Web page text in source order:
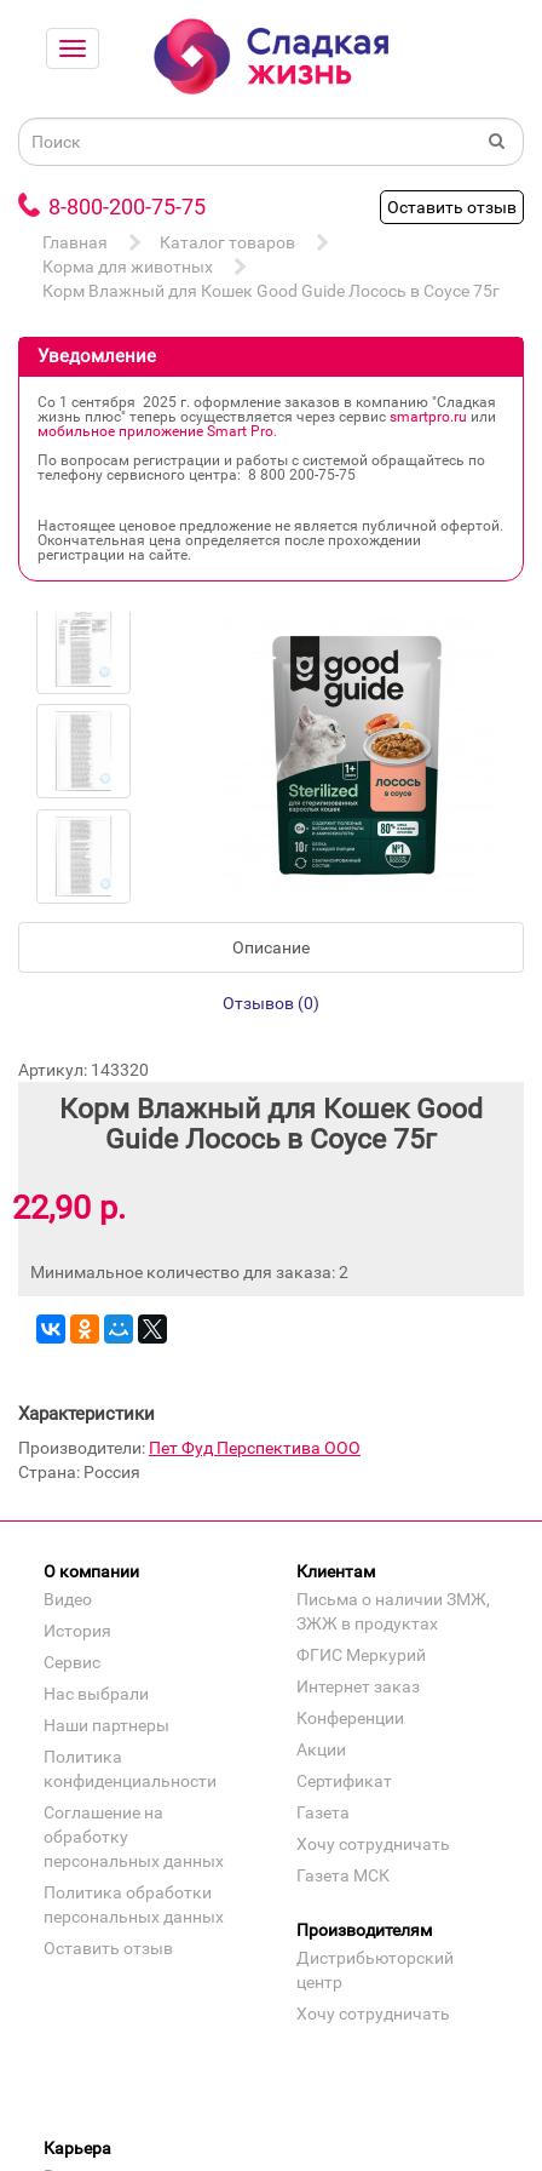
8-800-200-75-75
Оставить отзыв
Главная
Каталог товаров
Корма для животных
Корм Влажный для Кошек Good Guide Лосось в Соусе 75г
Уведомление
Со 1 сентября 2025 г. оформление заказов в компанию "Сладкая
жизнь плюс" теперь осуществляется через сервис smartpro.ru или
мобильное приложение Smart Pro.
По вопросам регистрации и работы с системой обращайтесь по
телефону сервисного центра: 8 800 200‐75‐75
Настоящее ценовое предложение не является публичной офертой.
Окончательная цена определяется после прохождении
регистрации на сайте.
Описание
Отзывов (0)
Артикул: 143320
Корм Влажный для Кошек Good
Guide Лосось в Соусе 75г
22,90 р.
Минимальное количество для заказа: 2
Характеристики
Производители: Пет Фуд Перспектива ООО
Страна: Россия
О компании
Видео
История
Сервис
Нас выбрали
Наши партнеры
Политика
конфиденциальности
Соглашение на
обработку
персональных данных
Политика обработки
персональных данных
Оставить отзыв
Клиентам
Письма о наличии ЗМЖ,
ЗЖЖ в продуктах
ФГИС Меркурий
Интернет заказ
Конференции
Акции
Сертификат
Газета
Хочу сотрудничать
Газета МСК
Производителям
Дистрибьюторский
центр
Хочу сотрудничать
Карьера